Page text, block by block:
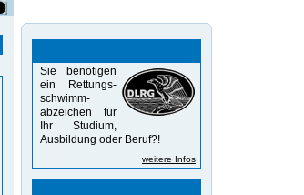
Sie benötigen
ein Rettungs-
schwimm-
abzeichen für
Ihr Studium,
Aus­bildung oder Beruf?!
weitere Infos